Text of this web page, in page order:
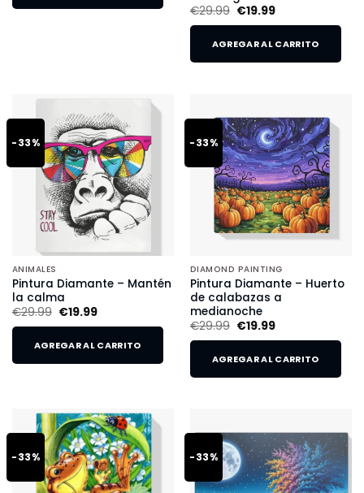
€29.99 €19.99
AGREGAR AL CARRITO
-33%
ANIMALES
Pintura Diamante – Mantén
la calma
€29.99 €19.99
AGREGAR AL CARRITO
-33%
DIAMOND PAINTING
Pintura Diamante – Huerto
de calabazas a
medianoche
€29.99 €19.99
AGREGAR AL CARRITO
-33% -33%